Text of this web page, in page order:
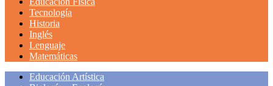
Tecnología
Historia
Inglés
Lenguaje
Matemáticas
Educación Artística